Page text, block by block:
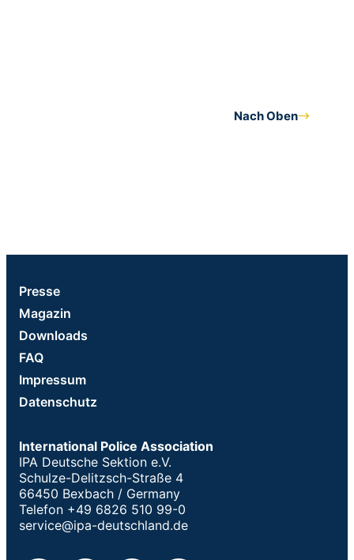
Nach Oben
Presse
Magazin
Downloads
FAQ
Impressum
Datenschutz
International Police Association
IPA Deutsche Sektion e.V.
Schulze-Delitzsch-Straße 4
66450 Bexbach / Germany
Telefon +49 6826 510 99-0
service@ipa-deutschland.de